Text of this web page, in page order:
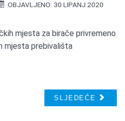
OBJAVLJENO: 30 LIPANJ 2020
mjesta za birače privremeno
mjesta prebivališta
SLJEDEĆE